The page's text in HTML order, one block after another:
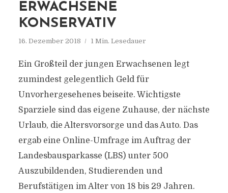
ERWACHSENE
KONSERVATIV
16. Dezember 2018 1 Min. Lesedauer
Ein Großteil der jungen Erwachsenen legt
zumindest gelegentlich Geld für
Unvorhergesehenes beiseite. Wichtigste
Sparziele sind das eigene Zuhause, der nächste
Urlaub, die Altersvorsorge und das Auto. Das
ergab eine Online-Umfrage im Auftrag der
Landesbausparkasse (LBS) unter 500
Auszubildenden, Studierenden und
Berufstätigen im Alter von 18 bis 29 Jahren.